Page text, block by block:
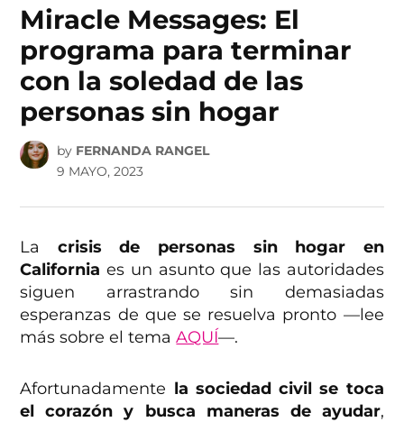
Miracle Messages: El
programa para terminar
con la soledad de las
personas sin hogar
by FERNANDA RANGEL
9 MAYO, 2023
La crisis de personas sin hogar en
California es un asunto que las autoridades
siguen arrastrando sin demasiadas
esperanzas de que se resuelva pronto —lee
más sobre el temaAQUÍ—.
Afortunadamente la sociedad civil se toca
el corazón y busca maneras de ayudar,